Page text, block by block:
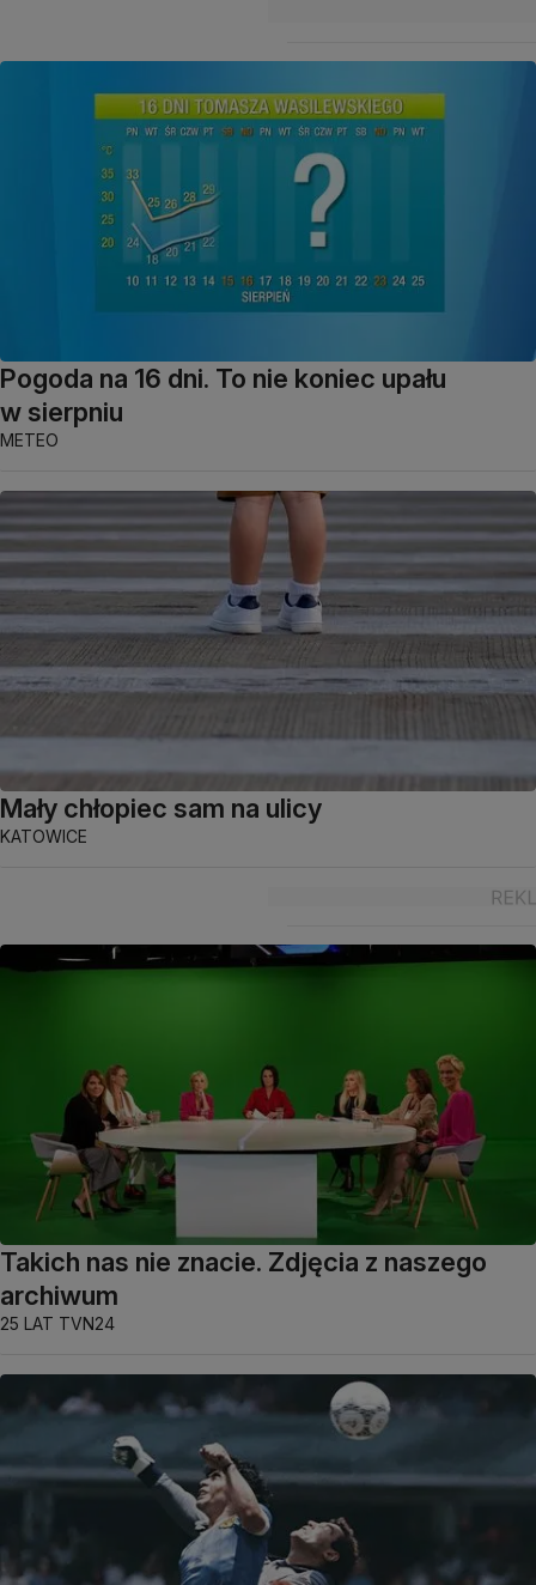
Pogoda na 16 dni. To nie koniec upału
w sierpniu
METEO
Mały chłopiec sam na ulicy
KATOWICE
Takich nas nie znacie. Zdjęcia z naszego
archiwum
25 LAT TVN24